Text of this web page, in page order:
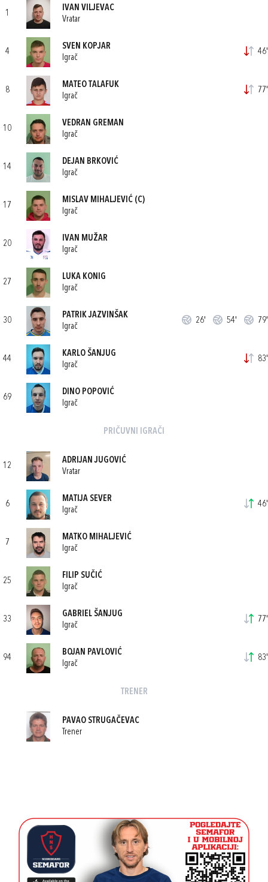
1
IVAN VILJEVAC
Vratar
4
SVEN KOPJAR
Igrač
46'
8
MATEO TALAFUK
Igrač
77'
10
VEDRAN GREMAN
Igrač
14
DEJAN BRKOVIĆ
Igrač
17
MISLAV MIHALJEVIĆ (C)
Igrač
20
IVAN MUŽAR
Igrač
27
LUKA KONIG
Igrač
30
PATRIK JAZVINŠAK
Igrač
26' 54' 79'
44
KARLO ŠANJUG
Igrač
83'
69
DINO POPOVIĆ
Igrač
PRIČUVNI IGRAČI
12
ADRIJAN JUGOVIĆ
Vratar
6
MATIJA SEVER
Igrač
46'
7
MATKO MIHALJEVIĆ
Igrač
25
FILIP SUČIĆ
Igrač
33
GABRIEL ŠANJUG
Igrač
77'
94
BOJAN PAVLOVIĆ
Igrač
83'
TRENER
PAVAO STRUGAČEVAC
Trener